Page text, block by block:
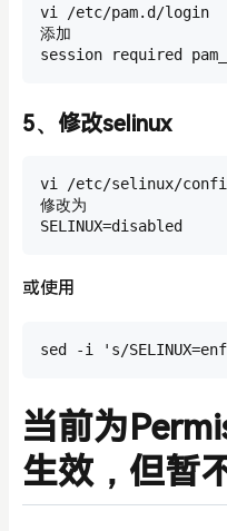
vi /etc/pam.d/login
添加
session required
5、修改selinux
vi /etc/selinux/
修改为
SELINUX=disabled
或使用
sed -i 's/
当前为
生效，但暂